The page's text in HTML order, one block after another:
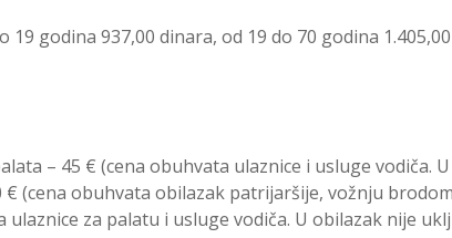
godina 937,00 dinara, od 19 do 70 godina
– 45 € (cena obuhvata ulaznice i usluge vodiča.
(cena obuhvata obilazak patrijaršije, vožnju
za palatu i usluge vodiča. U obilazak nije